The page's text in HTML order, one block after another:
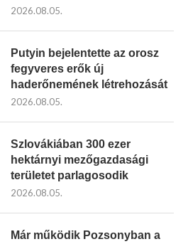
2026.08.05.
Putyin bejelentette az orosz
fegyveres erők új
haderőnemének létrehozását
2026.08.05.
Szlovákiában 300 ezer
hektárnyi mezőgazdasági
területet parlagosodik
2026.08.05.
Már működik Pozsonyban a